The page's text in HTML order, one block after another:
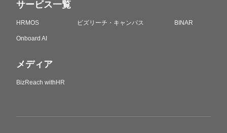
サービス一覧
HRMOS ビズリーチ・キャンパス BINAR
Onboard AI
メディア
BizReach withHR